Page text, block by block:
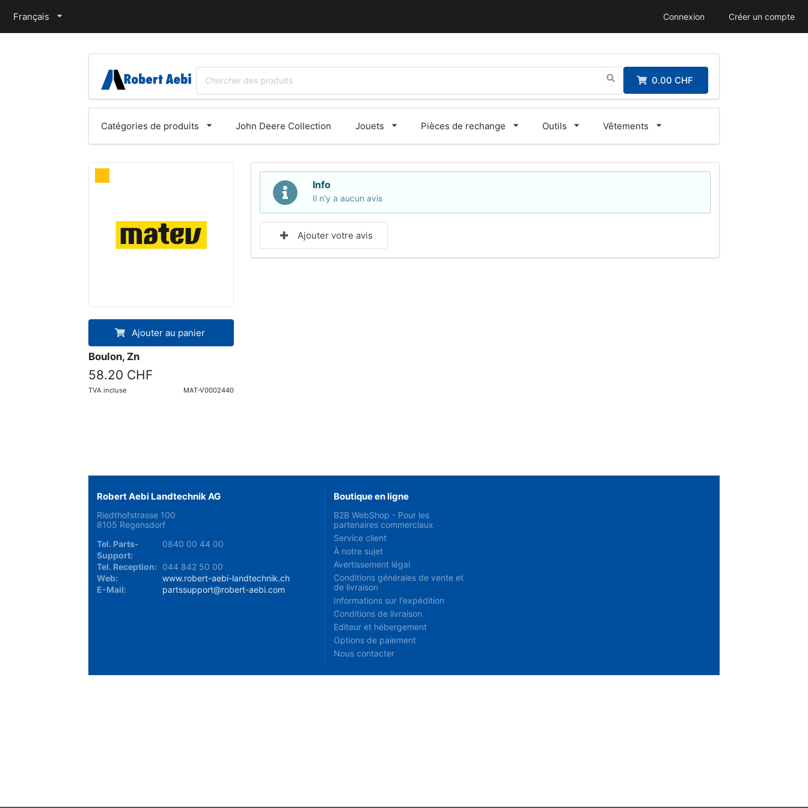
Français Connexion Créer un compte
0.00 CHF
Catégories de produits John Deere Collection Jouets Pièces de rechange Outils Vêtements
Ajouter au panier
Boulon, Zn
58.20 CHF
TVA incluse MAT-V0002440
Info
Il n'y a aucun avis
Ajouter votre avis
Robert Aebi Landtechnik AG
Riedthofstrasse 100
8105 Regensdorf
Tel. Parts-
Support:
0840 00 44 00
Tel. Reception:
044 842 50 00
Web:
www.robert-aebi-landtechnik.ch
E-Mail:
partssupport@robert-aebi.com
Boutique en ligne
B2B WebShop - Pour les
partenaires commerciaux
Service client
À notre sujet
Avertissement légal
Conditions générales de vente et
de livraison
Informations sur l'expédition
Conditions de livraison
Editeur et hébergement
Options de paiement
Nous contacter